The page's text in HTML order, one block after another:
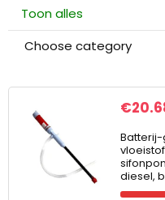
Toon alles
Choose category
€
diesel,